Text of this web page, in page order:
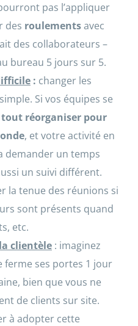
pas l’appliquer
des roulementsavec
des collaborateurs –
bureau 5 jours sur 5.
: changer les
Si vos équipes se
tout réorganiser pour
, et votre activité en
demander un temps
un suivi différent.
la tenue des réunions si
sont présents quand
etc.
clientèle: imaginez
ferme ses portes 1 jour
bien que vous ne
de clients sur site.
à adopter cette